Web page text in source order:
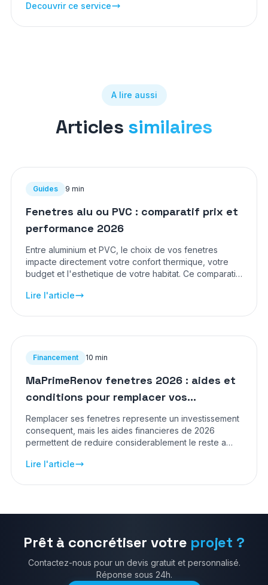
Decouvrir ce service
A lire aussi
Articles similaires
Guides 9 min
Fenetres alu ou PVC : comparatif prix et
performance 2026
Entre aluminium et PVC, le choix de vos fenetres
impacte directement votre confort thermique, votre
budget et l'esthetique de votre habitat. Ce comparatif
prix actualises en 2026 et des performances reelles
Lire l'article
Financement 10 min
MaPrimeRenov fenetres 2026 : aides et
conditions pour remplacer vos
menuiseries
Remplacer ses fenetres represente un investissement
consequent, mais les aides financieres de 2026
permettent de reduire considerablement le reste a
montants et demarches pour beneficier de
Lire l'article
Prêt à concrétiser votre projet ?
Contactez-nous pour un devis gratuit et personnalisé.
Réponse sous 24h.